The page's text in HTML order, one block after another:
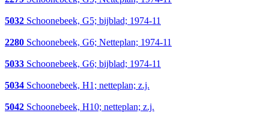
5032 Schoonebeek, G5; bijblad; 1974-11
2280 Schoonebeek, G6; Netteplan; 1974-11
5033 Schoonebeek, G6; bijblad; 1974-11
5034 Schoonebeek, H1; netteplan; z.j.
5042 Schoonebeek, H10; netteplan; z.j.